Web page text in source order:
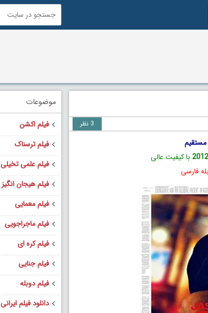
3 نظر
با کیفیت عالی
موضوعات
فیلم اکشن
فیلم ترسناک
فیلم علمی تخیلی
فیلم هیجان انگیز
فیلم معمایی
فیلم ماجراجویی
فیلم کره ای
فیلم جنایی
فیلم دوبله
دانلود فیلم ایرانی